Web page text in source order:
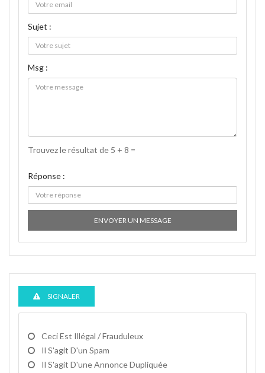
Sujet :
Msg :
Trouvez le résultat de 5 + 8 =
Réponse :
ENVOYER UN MESSAGE
SIGNALER
Ceci Est Illégal / Frauduleux
Il S'agit D'un Spam
Il S'agit D'une Annonce Dupliquée